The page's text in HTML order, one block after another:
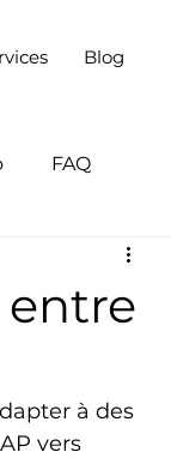
Blog
FAQ
à des
vers